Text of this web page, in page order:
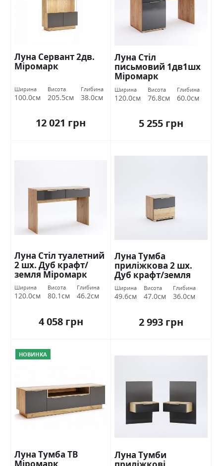
Луна Сервант 2дв.
Міромарк
Ширина
100.0см
Висота
205.5см
Глибина
38.0см
12 021 грн
Луна Стіл
письмовий 1дв1шх
Міромарк
Ширина
120.0см
Висота
76.8см
Глибина
60.0см
5 255 грн
Луна Стіл туалетний
2 шх. Дуб крафт/
земля Міромарк
Ширина
120.0см
Висота
80.1см
Глибина
46.2см
4 058 грн
Луна Тумба
приліжкова 2 шх.
Дуб крафт/земля
Міромарк
Ширина
49.6см
Висота
47.0см
Глибина
36.0см
2 993 грн
НОВИНКА
Луна Тумба ТВ
Міромарк
Луна Тумби